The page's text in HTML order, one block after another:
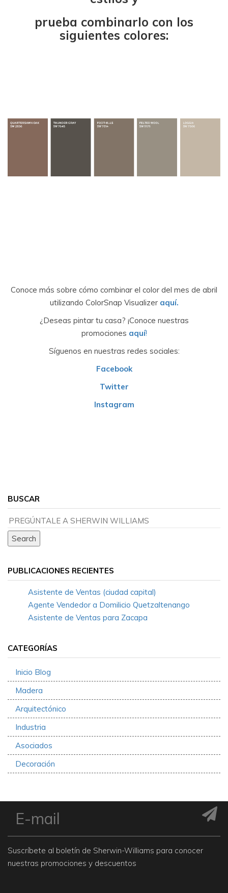
prueba combinarlo con los
siguientes colores:
Conoce más sobre cómo combinar el color del mes de abril
utilizando ColorSnap Visualizer aquí.
¿Deseas pintar tu casa? ¡Conoce nuestras
promociones aquí!
Síguenos en nuestras redes sociales:
Facebook
Twitter
Instagram
BUSCAR
PUBLICACIONES RECIENTES
Asistente de Ventas (ciudad capital)
Agente Vendedor a Domilicio Quetzaltenango
Asistente de Ventas para Zacapa
CATEGORÍAS
Inicio Blog
Madera
Arquitectónico
Industria
Asociados
Decoración
Suscríbete al boletín de Sherwin-Williams para conocer
nuestras promociones y descuentos